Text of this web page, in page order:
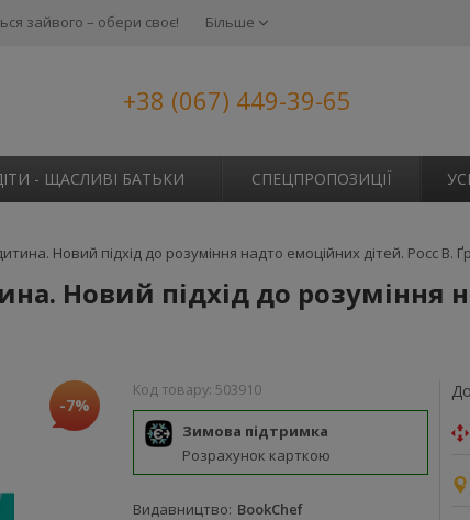
зайвого – обери своє! Більше
+38 (067) 449-39-65
- ЩАСЛИВІ БАТЬКИ СПЕЦПРОПОЗИЦІЇ
Новий підхід до розуміння надто емоційних дітей. Росс В.
Новий підхід до розуміння
-7%
Код товару: 503910
Зимова підтримка
Розрахунок карткою
Видавництво BookChef